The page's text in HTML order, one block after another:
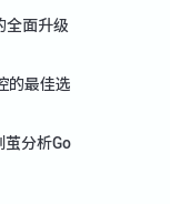
全面升级
的最佳选
茧分析Go